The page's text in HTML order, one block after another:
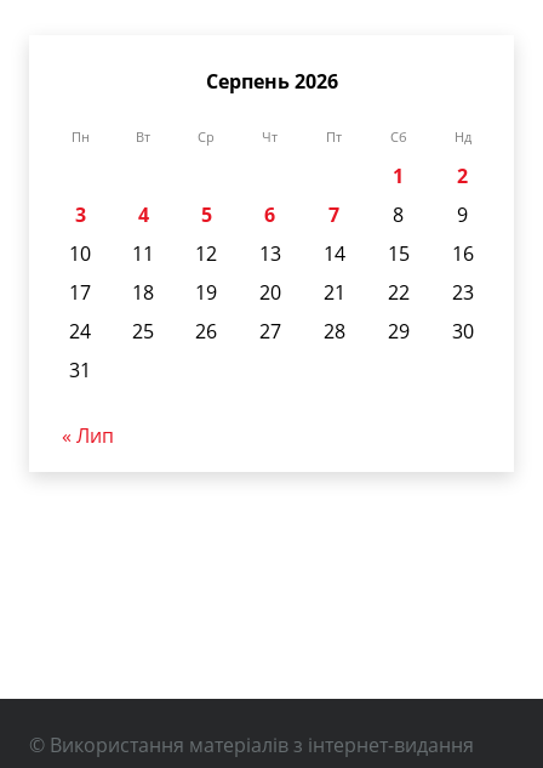
Серпень 2026
Пн Вт Ср Чт Пт Сб Нд
1
2
3
4 5 6 7 8
9
10
11 12 13 14 15
16
17
18 19 20 21 22
23
24
25 26 27 28 29
30
31
« Лип
© Використання матеріалів з інтернет-видання